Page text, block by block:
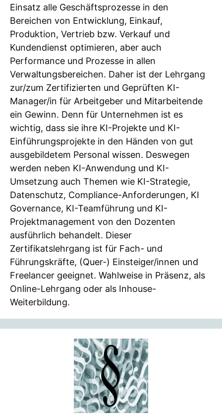
Einsatz alle Geschäftsprozesse in den
Bereichen von Entwicklung, Einkauf,
Produktion, Vertrieb bzw. Verkauf und
Kundendienst optimieren, aber auch
Performance und Prozesse in allen
Verwaltungsbereichen. Daher ist der Lehrgang
zur/zum Zertifizierten und Geprüften KI-
Manager/in für Arbeitgeber und Mitarbeitende
ein Gewinn. Denn für Unternehmen ist es
wichtig, dass sie ihre KI-Projekte und KI-
Einführungsprojekte in den Händen von gut
ausgebildetem Personal wissen. Deswegen
werden neben KI-Anwendung und KI-
Umsetzung auch Themen wie KI-Strategie,
Datenschutz, Compliance-Anforderungen, KI
Governance, KI-Teamführung und KI-
Projektmanagement von den Dozenten
ausführlich behandelt. Dieser
Zertifikatslehrgang ist für Fach- und
Führungskräfte, (Quer-) Einsteiger/innen und
Freelancer geeignet. Wahlweise in Präsenz, als
Online-Lehrgang oder als Inhouse-
Weiterbildung.